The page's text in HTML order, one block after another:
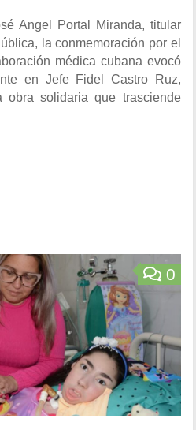
Angel Portal Miranda, titular
la conmemoración por el
médica cubana evocó
en Jefe Fidel Castro Ruz,
obra solidaria que trasciende
0